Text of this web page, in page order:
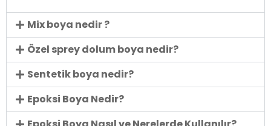
Mix boya nedir ?
Özel sprey dolum boya nedir?
Sentetik boya nedir?
Epoksi Boya Nedir?